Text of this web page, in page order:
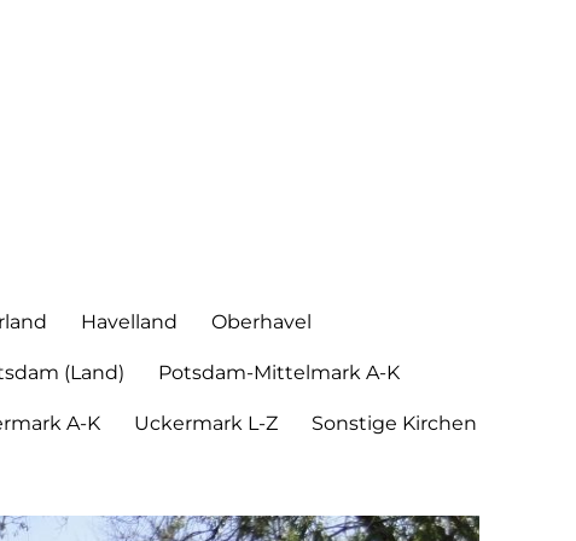
Havelland Oberhavel
(Land) Potsdam-Mittelmark A-K
A-K Uckermark L-Z Sonstige Kirchen